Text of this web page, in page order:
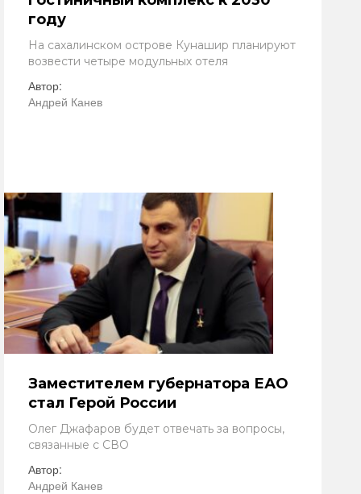
году
На сахалинском острове Кунашир планируют
возвести четыре модульных отеля
Автор:
Андрей Канев
Заместителем губернатора ЕАО
стал Герой России
Олег Джафаров будет отвечать за вопросы,
связанные с СВО
Автор:
Андрей Канев